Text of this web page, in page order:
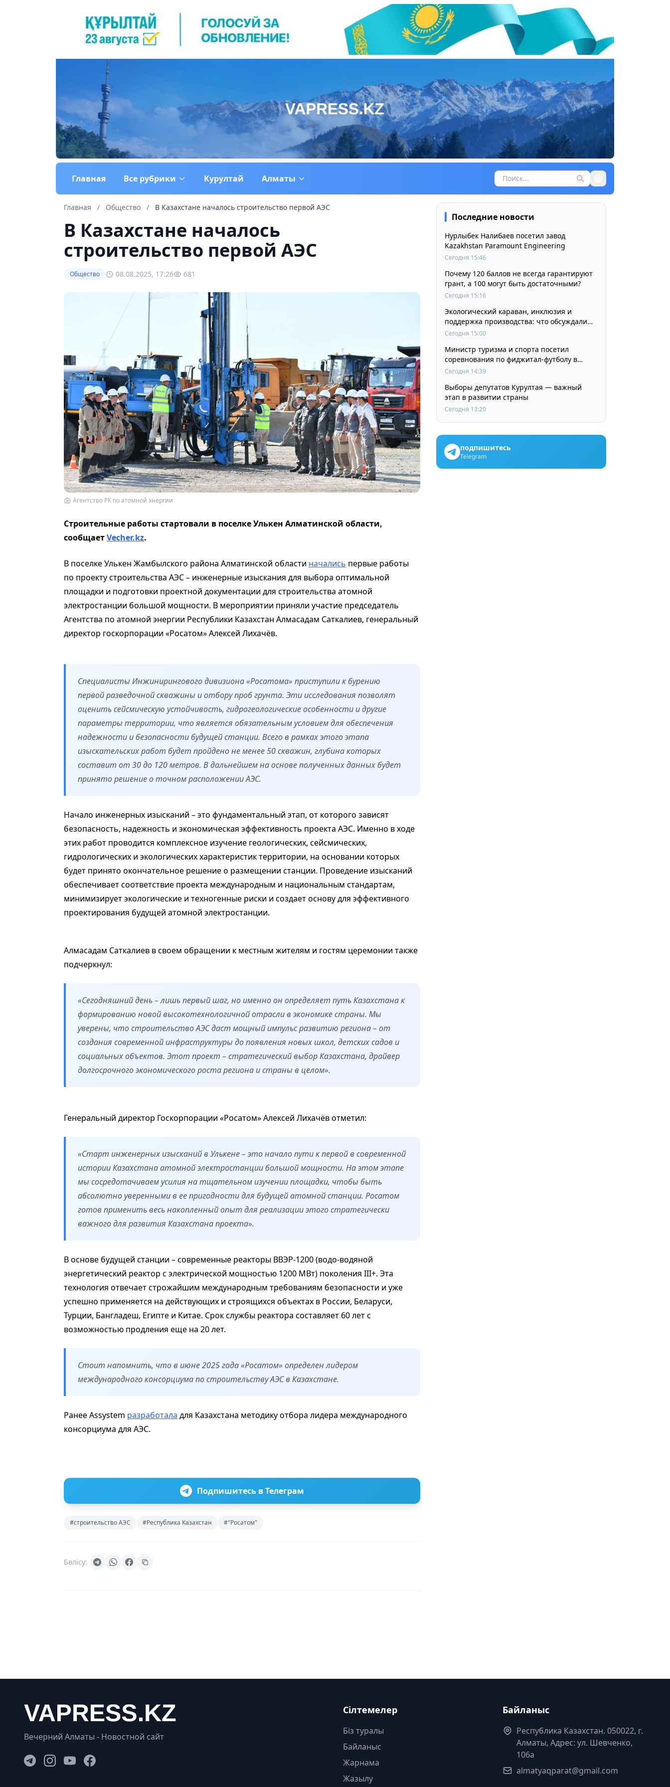
Главная Все рубрики Курултай Алматы
Главная / Общество / В Казахстане началось строительство первой АЭС
В Казахстане началось
строительство первой АЭС
Общество 08.08.2025, 17:26 681
Агентство РК по атомной энергии
Строительные работы стартовали в поселке Улькен Алматинской области,
сообщаетVecher.kz.
В поселке Улькен Жамбылского района Алматинской области начались первые работы
по проекту строительства АЭС – инженерные изыскания для выбора оптимальной
площадки и подготовки проектной документации для строительства атомной
электростанции большой мощности. В мероприятии приняли участие председатель
Агентства по атомной энергии Республики Казахстан Алмасадам Саткалиев, генеральный
директор госкорпорации «Росатом» Алексей Лихачёв.
Специалисты Инжинирингового дивизиона «Росатома» приступили к бурению
первой разведочной скважины и отбору проб грунта. Эти исследования позволят
оценить сейсмическую устойчивость, гидрогеологические особенности и другие
параметры территории, что является обязательным условием для обеспечения
надежности и безопасности будущей станции. Всего в рамках этого этапа
изыскательских работ будет пройдено не менее 50 скважин, глубина которых
составит от 30 до 120 метров. В дальнейшем на основе полученных данных будет
принято решение о точном расположении АЭС.
Начало инженерных изысканий – это фундаментальный этап, от которого зависят
безопасность, надежность и экономическая эффективность проекта АЭС. Именно в ходе
этих работ проводится комплексное изучение геологических, сейсмических,
гидрологических и экологических характеристик территории, на основании которых
будет принято окончательное решение о размещении станции. Проведение изысканий
обеспечивает соответствие проекта международным и национальным стандартам,
минимизирует экологические и техногенные риски и создает основу для эффективного
проектирования будущей атомной электростанции.
Алмасадам Саткалиев в своем обращении к местным жителям и гостям церемонии также
подчеркнул:
«Сегодняшний день – лишь первый шаг, но именно он определяет путь Казахстана к
формированию новой высокотехнологичной отрасли в экономике страны. Мы
уверены, что строительство АЭС даст мощный импульс развитию региона – от
создания современной инфраструктуры до появления новых школ, детских садов и
социальных объектов. Этот проект – стратегический выбор Казахстана, драйвер
долгосрочного экономического роста региона и страны в целом».
Генеральный директор Госкорпорации «Росатом» Алексей Лихачёв отметил:
«Старт инженерных изысканий в Улькене – это начало пути к первой в современной
истории Казахстана атомной электростанции большой мощности. На этом этапе
мы сосредотачиваем усилия на тщательном изучении площадки, чтобы быть
абсолютно уверенными в ее пригодности для будущей атомной станции. Росатом
готов применить весь накопленный опыт для реализации этого стратегически
важного для развития Казахстана проекта».
В основе будущей станции – современные реакторы ВВЭР-1200 (водо-водяной
энергетический реактор с электрической мощностью 1200 МВт) поколения III+. Эта
технология отвечает строжайшим международным требованиям безопасности и уже
успешно применяется на действующих и строящихся объектах в России, Беларуси,
Турции, Бангладеш, Египте и Китае. Срок службы реактора составляет 60 лет с
возможностью продления еще на 20 лет.
Стоит напомнить, что в июне 2025 года «Росатом» определен лидером
международного консорциума по строительству АЭС в Казахстане.
Ранее Assystem разработала для Казахстана методику отбора лидера международного
консорциума для АЭС.
Подпишитесь в Телеграм
#строительство АЭС #Республика Казахстан #"Росатом"
Бөлісу:
Последние новости
Нурлыбек Налибаев посетил завод
Kazakhstan Paramount Engineering
Сегодня 15:46
Почему 120 баллов не всегда гарантируют
грант, а 100 могут быть достаточными?
Сегодня 15:16
Экологический караван, инклюзия и
поддержка производства: что обсуждали
партии в регионах
Сегодня 15:00
Министр туризма и спорта посетил
соревнования по фиджитал-футболу в
рамках «Игр Будущего 2026»
Сегодня 14:39
Выборы депутатов Курултая — важный
этап в развитии страны
Сегодня 13:20
подпишитесь
Telegram
Вечерний Алматы - Новостной сайт
Сілтемелер
Біз туралы
Байланыс
Жарнама
Жазылу
Байланыс
Республика Казахстан. 050022, г.
Алматы, Адрес: ул. Шевченко,
106а
almatyaqparat@gmail.com